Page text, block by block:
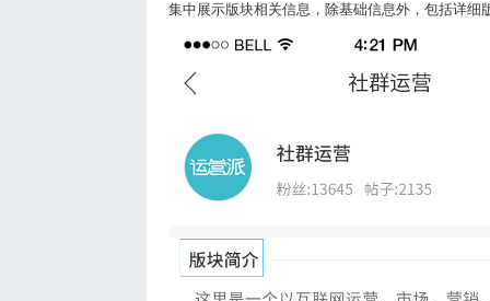
集中展示版块相关信息，除基础信息外，包括详